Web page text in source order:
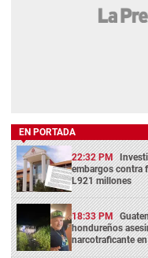
EN PORTADA
22:32 PM
embargos contra
L921 millones
18:33 PM
hondureños
narcotraficante